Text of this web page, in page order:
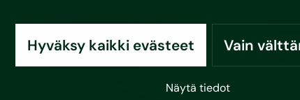
Hyväksy kaikki evästeet Vain
Näytä tiedot